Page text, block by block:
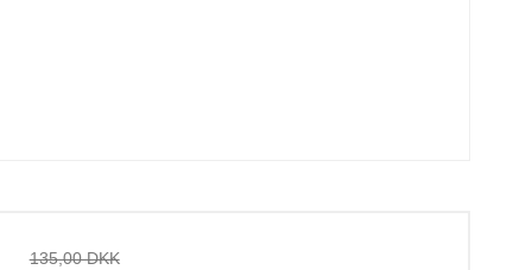
135,00 DKK